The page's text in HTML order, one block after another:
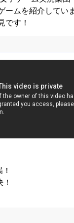
ムを紹介してい
です！